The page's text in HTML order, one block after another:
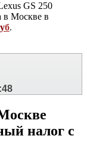
GS 250
в Москве в
б.
налог с